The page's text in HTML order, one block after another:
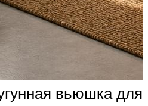
вьюшка для